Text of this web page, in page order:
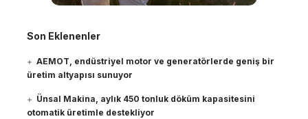
Son Eklenenler
AEMOT, endüstriyel motor ve generatörlerde geniş bir
üretim altyapısı sunuyor
Ünsal Makina, aylık 450 tonluk döküm kapasitesini
otomatik üretimle destekliyor